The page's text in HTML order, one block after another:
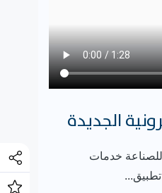
الجديدة
للصناعة خدمات
تطبيق...